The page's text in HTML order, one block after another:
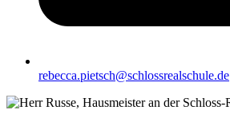
rebecca.pietsch@schlossrealschule.de